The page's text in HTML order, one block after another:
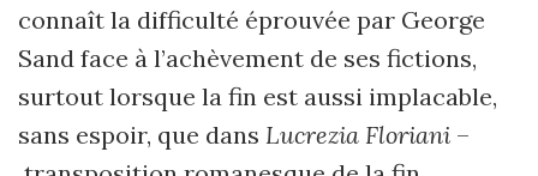
connaît la difficulté éprouvée par George
Sand face à l’achèvement de ses fictions,
surtout lorsque la fin est aussi implacable,
sans espoir, que dans Lucrezia Floriani –